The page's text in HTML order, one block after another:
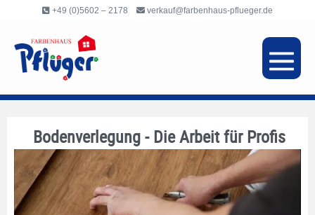
+49 (0)5602 – 2178 verkauf@farbenhaus-pflueger.de
Bodenverlegung - Die Arbeit für Profis